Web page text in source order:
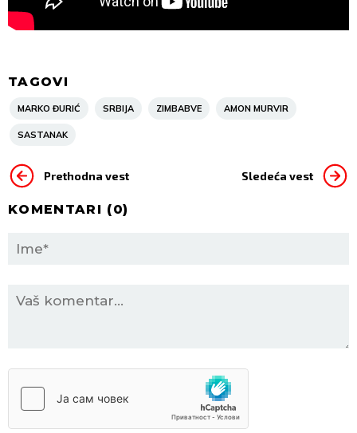
TAGOVI
MARKO ĐURIĆ SRBIJA ZIMBABVE AMON MURVIR
SASTANAK
Prethodna vest Sledeća vest
KOMENTARI (0)